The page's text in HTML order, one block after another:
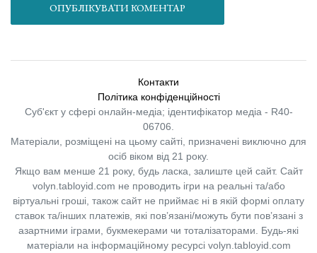
ОПУБЛІКУВАТИ КОМЕНТАР
Контакти
Політика конфіденційності
Суб'єкт у сфері онлайн-медіа; ідентифікатор медіа - R40-
06706.
Матеріали, розміщені на цьому сайті, призначені виключно для
осіб віком від 21 року.
Якщо вам менше 21 року, будь ласка, залиште цей сайт. Сайт
volyn.tabloyid.com не проводить ігри на реальні та/або
віртуальні гроші, також сайт не приймає ні в якій формі оплату
ставок та/інших платежів, які пов’язані/можуть бути пов’язані з
азартними іграми, букмекерами чи тоталізаторами. Будь-які
матеріали на інформаційному ресурсі volyn.tabloyid.com